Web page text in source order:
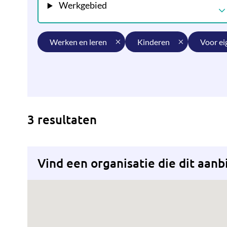
Werkgebied
werken en leren kinderen voor
3 resultaten
Vind een organisatie die dit